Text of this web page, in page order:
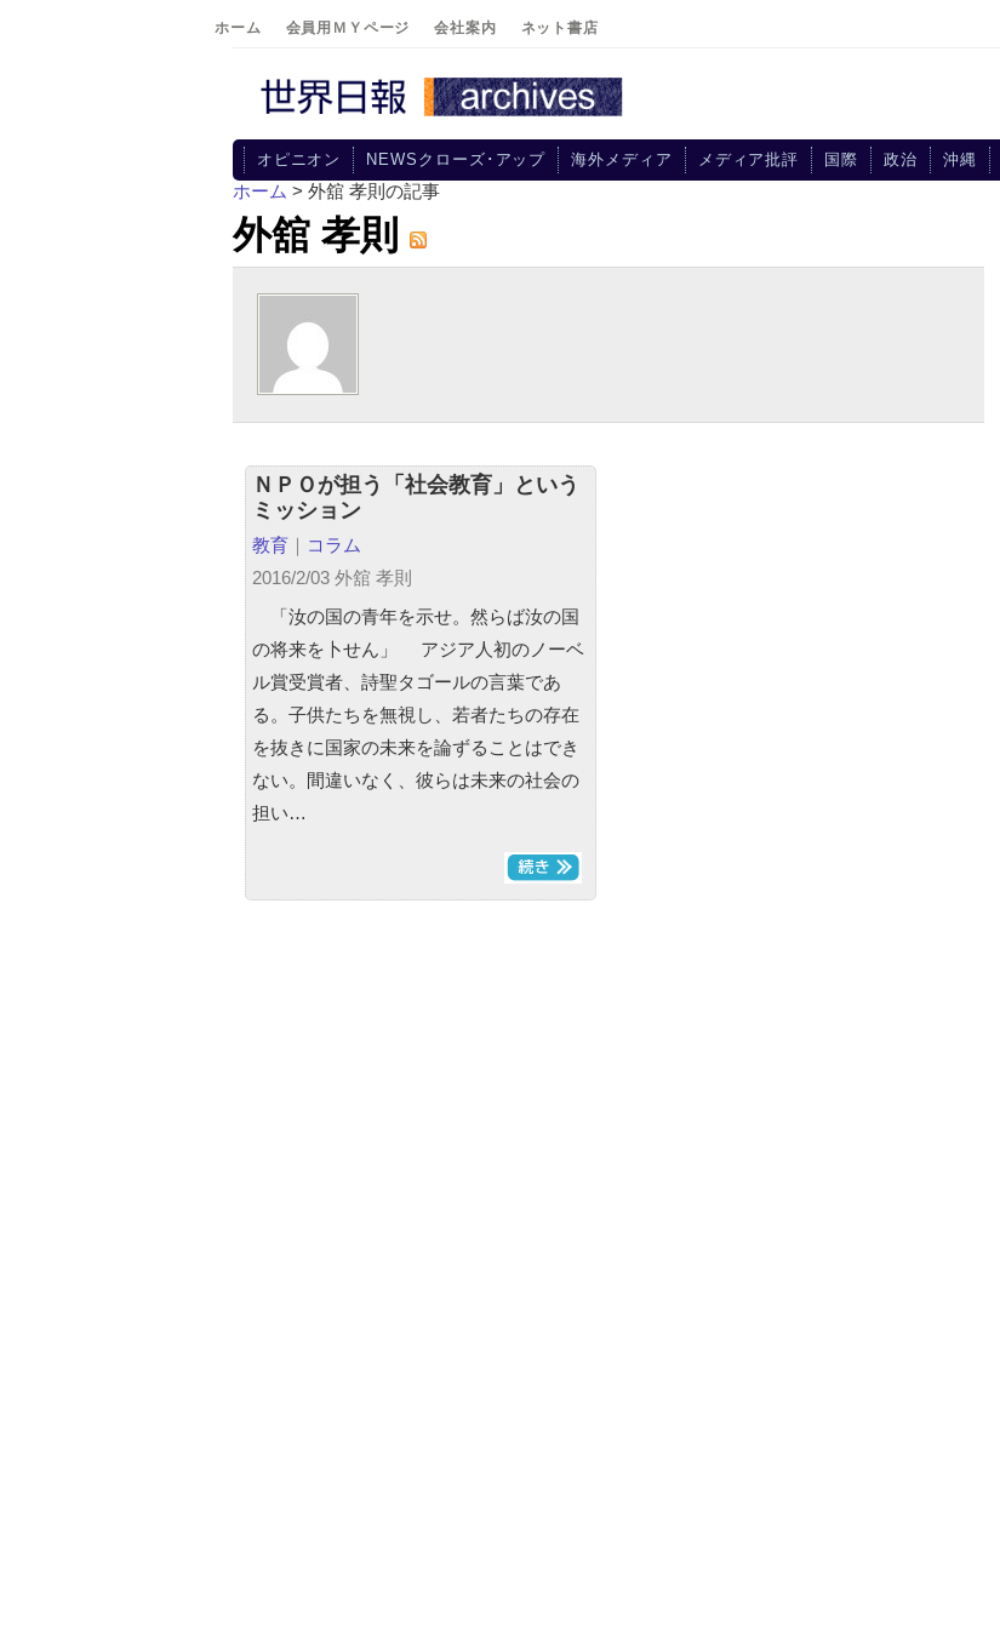
ホーム 会員用ＭＹページ 会社案内 ネット書店
オピニオン NEWSクローズ･アップ 海外メディア メディア批評 国際 政治 沖縄
ホーム > 外舘 孝則の記事
外舘 孝則
ＮＰＯが担う「社会教育」という
ミッション
教育 ｜ コラム
2016/2/03 外舘 孝則
「汝の国の青年を示せ。然らば汝の国
の将来を卜せん」 アジア人初のノーベ
ル賞受賞者、詩聖タゴールの言葉であ
る。子供たちを無視し、若者たちの存在
を抜きに国家の未来を論ずることはでき
ない。間違いなく、彼らは未来の社会の
担い…